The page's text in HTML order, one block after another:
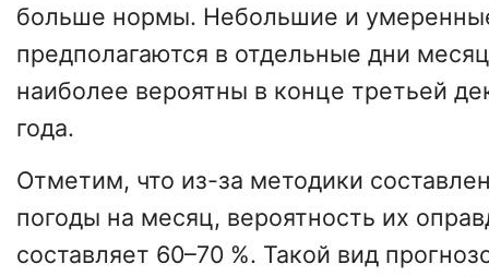
больше нормы. Небольшие и
предполагаются в отдельные дни
наиболее вероятны в конце третьей
года.
Отметим, что из-за методики
погоды на месяц, вероятность их
составляет 60–70 %. Такой вид